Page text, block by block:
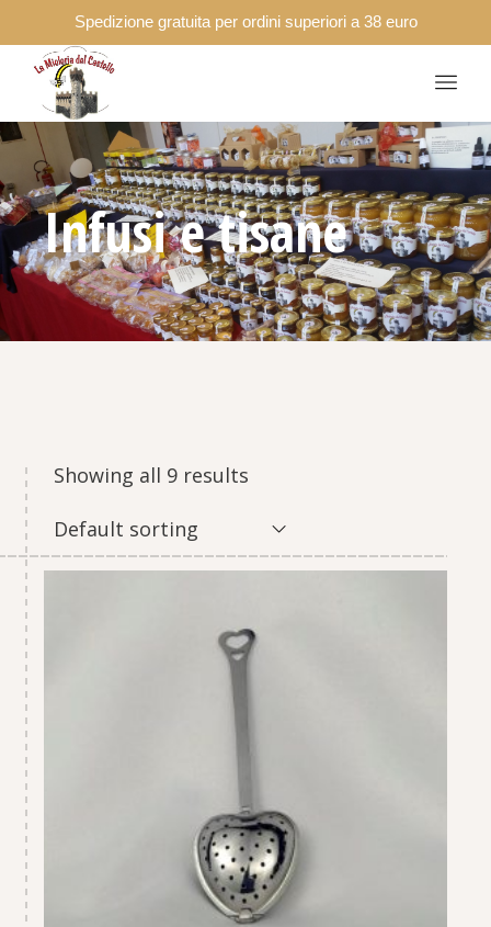
Spedizione gratuita per ordini superiori a 38 euro
Infusi e tisane
Showing all 9 results
Default sorting